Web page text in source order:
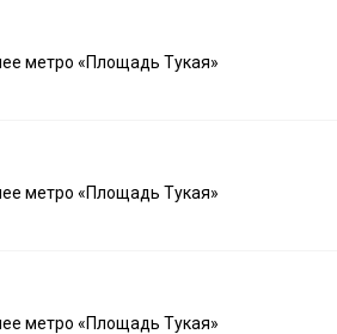
метро «Площадь Тукая»
метро «Площадь Тукая»
метро «Площадь Тукая»